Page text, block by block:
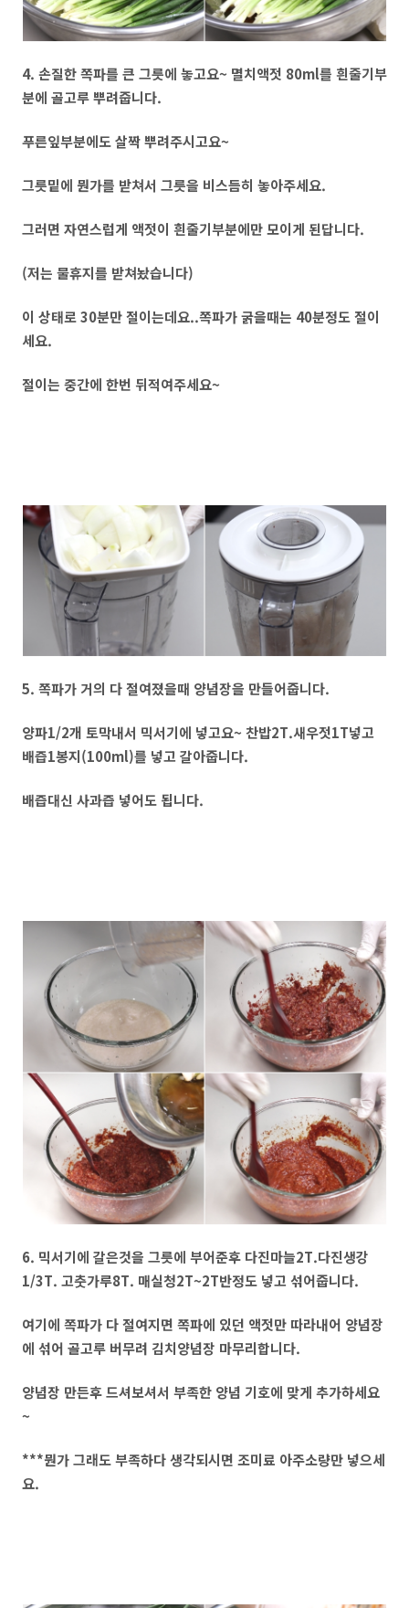
4. 손질한 쪽파를 큰 그릇에 놓고요~ 멸치액젓 80ml를 흰줄기부
분에 골고루 뿌려줍니다.
푸른잎부분에도 살짝 뿌려주시고요~
그릇밑에 뭔가를 받쳐서 그릇을 비스듬히 놓아주세요.
그러면 자연스럽게 액젓이 흰줄기부분에만 모이게 된답니다.
(저는 물휴지를 받쳐놨습니다)
이 상태로 30분만 절이는데요..쪽파가 굵을때는 40분정도 절이
세요.
절이는 중간에 한번 뒤적여주세요~
5. 쪽파가 거의 다 절여졌을때 양념장을 만들어줍니다.
양파1/2개 토막내서 믹서기에 넣고요~ 찬밥2T.새우젓1T넣고
배즙1봉지(100ml)를 넣고 갈아줍니다.
배즙대신 사과즙 넣어도 됩니다.
6. 믹서기에 갈은것을 그릇에 부어준후 다진마늘2T.다진생강
1/3T. 고춧가루8T. 매실청2T~2T반정도 넣고 섞어줍니다.
여기에 쪽파가 다 절여지면 쪽파에 있던 액젓만 따라내어 양념장
에 섞어 골고루 버무려 김치양념장 마무리합니다.
양념장 만든후 드셔보셔서 부족한 양념 기호에 맞게 추가하세요
~
***뭔가 그래도 부족하다 생각되시면 조미료 아주소량만 넣으세
요.